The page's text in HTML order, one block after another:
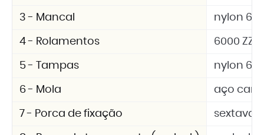
3 - Mancal nylon 6.6
4 - Rolamentos 6000 ZZ
5 - Tampas nylon 6.6
6 - Mola aço
7 - Porca de fixação